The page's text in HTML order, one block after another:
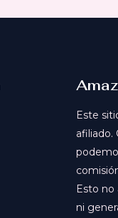
Este
afiliado.
Esto
ni